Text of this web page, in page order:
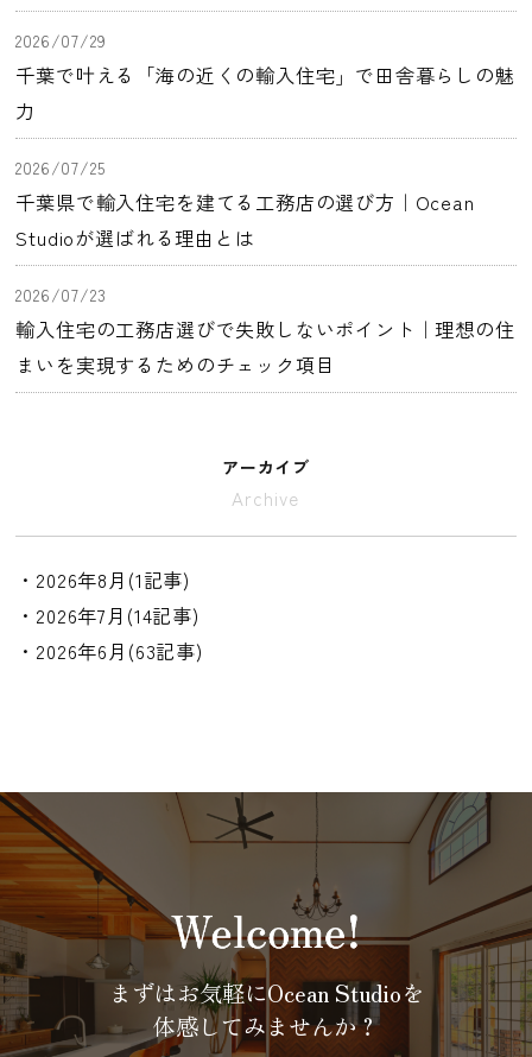
2026/07/29
千葉で叶える「海の近くの輸入住宅」で田舎暮らしの魅
力
2026/07/25
千葉県で輸入住宅を建てる工務店の選び方｜Ocean
Studioが選ばれる理由とは
2026/07/23
輸入住宅の工務店選びで失敗しないポイント｜理想の住
まいを実現するためのチェック項目
アーカイブ
Archive
・2026年8月(1記事)
・2026年7月(14記事)
・2026年6月(63記事)
まずはお気軽にOcean Studioを
体感してみませんか？